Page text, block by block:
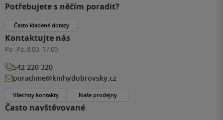
Často navštěvované
Potřebujete s něčím poradit?
Často kladené dotazy
Kontaktujte nás
Po–Pá: 8:00–17:00
542 220 320
poradime@knihydobrovsky.cz
Všechny kontakty Naše prodejny